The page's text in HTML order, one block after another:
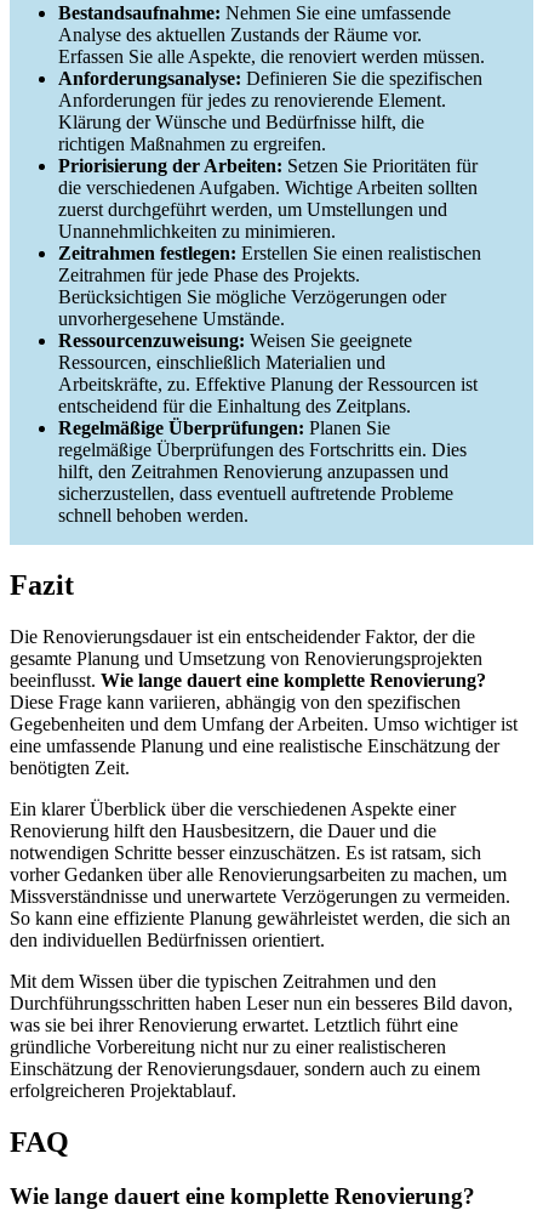
Bestandsaufnahme: Nehmen Sie eine umfassende
Analyse des aktuellen Zustands der Räume vor.
Erfassen Sie alle Aspekte, die renoviert werden müssen.
Anforderungsanalyse: Definieren Sie die spezifischen
Anforderungen für jedes zu renovierende Element.
Klärung der Wünsche und Bedürfnisse hilft, die
richtigen Maßnahmen zu ergreifen.
Priorisierung der Arbeiten: Setzen Sie Prioritäten für
die verschiedenen Aufgaben. Wichtige Arbeiten sollten
zuerst durchgeführt werden, um Umstellungen und
Unannehmlichkeiten zu minimieren.
Zeitrahmen festlegen: Erstellen Sie einen realistischen
Zeitrahmen für jede Phase des Projekts.
Berücksichtigen Sie mögliche Verzögerungen oder
unvorhergesehene Umstände.
Ressourcenzuweisung: Weisen Sie geeignete
Ressourcen, einschließlich Materialien und
Arbeitskräfte, zu. Effektive Planung der Ressourcen ist
entscheidend für die Einhaltung des Zeitplans.
Regelmäßige Überprüfungen: Planen Sie
regelmäßige Überprüfungen des Fortschritts ein. Dies
hilft, den Zeitrahmen Renovierung anzupassen und
sicherzustellen, dass eventuell auftretende Probleme
schnell behoben werden.
Fazit
Die Renovierungsdauer ist ein entscheidender Faktor, der die
gesamte Planung und Umsetzung von Renovierungsprojekten
beeinflusst. Wie lange dauert eine komplette Renovierung?
Diese Frage kann variieren, abhängig von den spezifischen
Gegebenheiten und dem Umfang der Arbeiten. Umso wichtiger ist
eine umfassende Planung und eine realistische Einschätzung der
benötigten Zeit.
Ein klarer Überblick über die verschiedenen Aspekte einer
Renovierung hilft den Hausbesitzern, die Dauer und die
notwendigen Schritte besser einzuschätzen. Es ist ratsam, sich
vorher Gedanken über alle Renovierungsarbeiten zu machen, um
Missverständnisse und unerwartete Verzögerungen zu vermeiden.
So kann eine effiziente Planung gewährleistet werden, die sich an
den individuellen Bedürfnissen orientiert.
Mit dem Wissen über die typischen Zeitrahmen und den
Durchführungsschritten haben Leser nun ein besseres Bild davon,
was sie bei ihrer Renovierung erwartet. Letztlich führt eine
gründliche Vorbereitung nicht nur zu einer realistischeren
Einschätzung der Renovierungsdauer, sondern auch zu einem
erfolgreicheren Projektablauf.
FAQ
Wie lange dauert eine komplette Renovierung?